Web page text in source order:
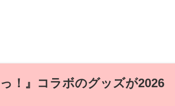
！』コラボのグッズが2026